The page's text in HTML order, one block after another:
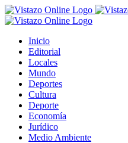
Saltar
al
Inicio
Editorial
Locales
Mundo
Deportes
Cultura
Deporte
Economía
Jurídico
Medio Ambiente